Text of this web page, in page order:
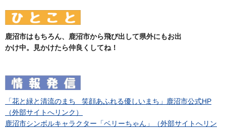
鹿沼市はもちろん、鹿沼市から飛び出して県外にもお出
かけ中。見かけたら仲良くしてね！
「花と緑と清流のまち 笑顔あふれる優しいまち」鹿沼市公式HP
（外部サイトへリンク）
鹿沼市シンボルキャラクター「ベリーちゃん」（外部サイトへリン